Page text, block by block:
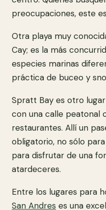
preocupaciones, este
Otra playa muy
Cay; es la más
especies marinas
práctica de buceo y
Spratt Bay es otro
con una calle peatonal
restaurantes. Allí un
obligatorio, no sólo
para disfrutar de una
atardeceres.
Entre los lugares para
San Andres es una